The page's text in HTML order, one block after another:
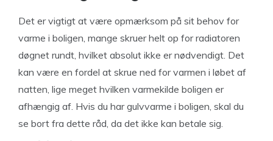
Det er vigtigt at være opmærksom på sit behov for
varme i boligen, mange skruer helt op for radiatoren
døgnet rundt, hvilket absolut ikke er nødvendigt. Det
kan være en fordel at skrue ned for varmen i løbet af
natten, lige meget hvilken varmekilde boligen er
afhængig af. Hvis du har gulvvarme i boligen, skal du
se bort fra dette råd, da det ikke kan betale sig.